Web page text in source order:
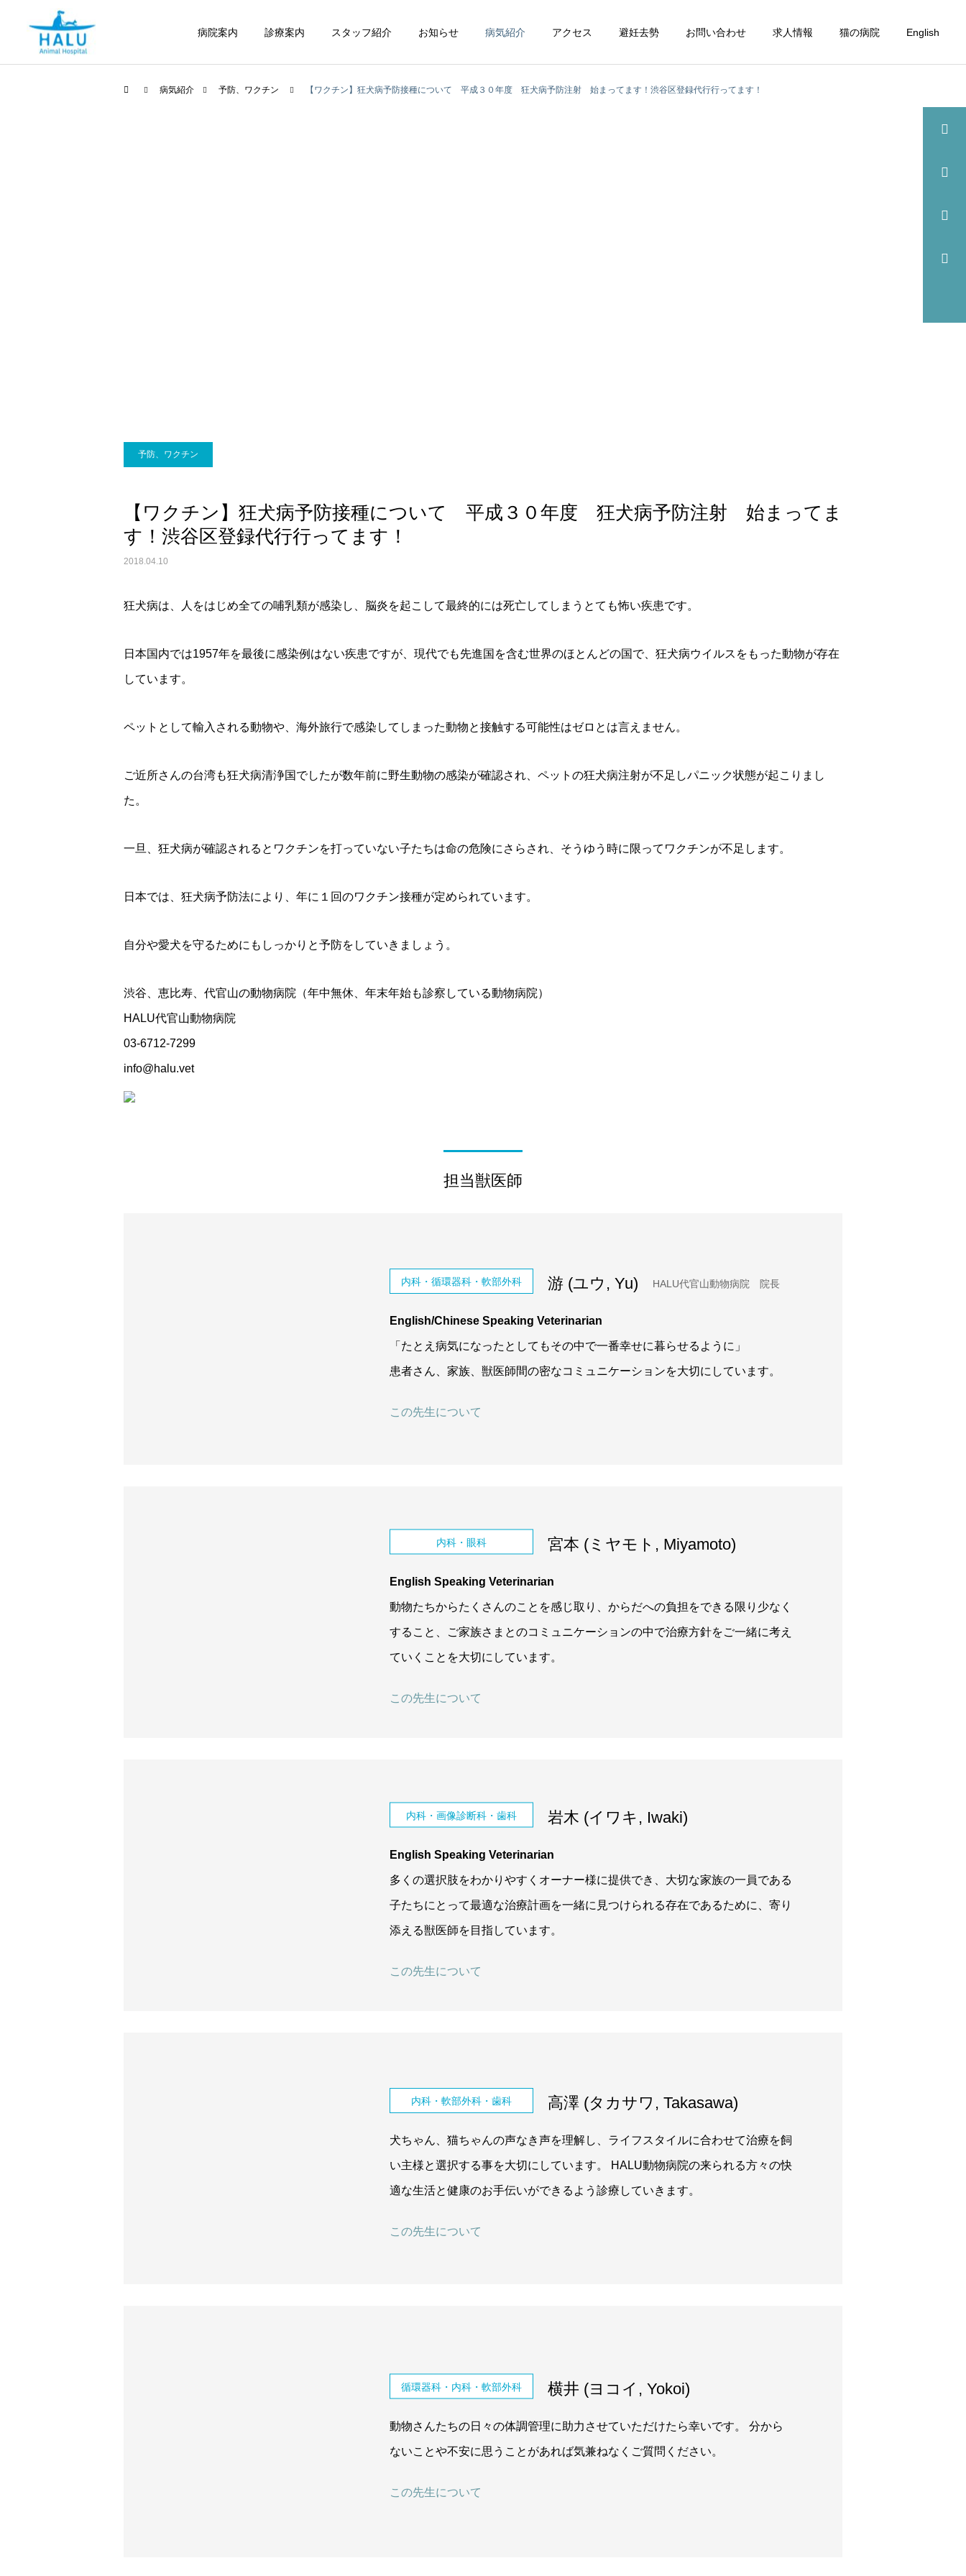
病院案内 診療案内 スタッフ紹介 お知らせ 病気紹介 アクセス 避妊去勢 お問い合わせ 求人情報 猫の病院 English
病気紹介 予防、ワクチン 【ワクチン】狂犬病予防接種について 平成３０年度 狂犬病予防注射 始まってます！渋谷区登録代行行ってます！
予防、ワクチン
【ワクチン】狂犬病予防接種について 平成３０年度 狂犬病予防注射 始まってま
す！渋谷区登録代行行ってます！
2018.04.10
狂犬病は、人をはじめ全ての哺乳類が感染し、脳炎を起こして最終的には死亡してしまうとても怖い疾患です。
日本国内では1957年を最後に感染例はない疾患ですが、現代でも先進国を含む世界のほとんどの国で、狂犬病ウイルスをもった動物が存在
しています。
ペットとして輸入される動物や、海外旅行で感染してしまった動物と接触する可能性はゼロとは言えません。
ご近所さんの台湾も狂犬病清浄国でしたが数年前に野生動物の感染が確認され、ペットの狂犬病注射が不足しパニック状態が起こりまし
た。
一旦、狂犬病が確認されるとワクチンを打っていない子たちは命の危険にさらされ、そうゆう時に限ってワクチンが不足します。
日本では、狂犬病予防法により、年に１回のワクチン接種が定められています。
自分や愛犬を守るためにもしっかりと予防をしていきましょう。
渋谷、恵比寿、代官山の動物病院（年中無休、年末年始も診察している動物病院）
HALU代官山動物病院
03-6712-7299
info@halu.vet
担当獣医師
内科・循環器科・軟部外科 游 (ユウ, Yu) HALU代官山動物病院 院長
English/Chinese Speaking Veterinarian
「たとえ病気になったとしてもその中で一番幸せに暮らせるように」
患者さん、家族、獣医師間の密なコミュニケーションを大切にしています。
この先生について
内科・眼科 宮本 (ミヤモト, Miyamoto)
English Speaking Veterinarian
動物たちからたくさんのことを感じ取り、からだへの負担をできる限り少なく
すること、ご家族さまとのコミュニケーションの中で治療方針をご一緒に考え
ていくことを大切にしています。
この先生について
内科・画像診断科・歯科 岩木 (イワキ, Iwaki)
English Speaking Veterinarian
多くの選択肢をわかりやすくオーナー様に提供でき、大切な家族の一員である
子たちにとって最適な治療計画を一緒に見つけられる存在であるために、寄り
添える獣医師を目指しています。
この先生について
内科・軟部外科・歯科 高澤 (タカサワ, Takasawa)
犬ちゃん、猫ちゃんの声なき声を理解し、ライフスタイルに合わせて治療を飼
い主様と選択する事を大切にしています。 HALU動物病院の来られる方々の快
適な生活と健康のお手伝いができるよう診療していきます。
この先生について
循環器科・内科・軟部外科 横井 (ヨコイ, Yokoi)
動物さんたちの日々の体調管理に助力させていただけたら幸いです。 分から
ないことや不安に思うことがあれば気兼ねなくご質問ください。
この先生について